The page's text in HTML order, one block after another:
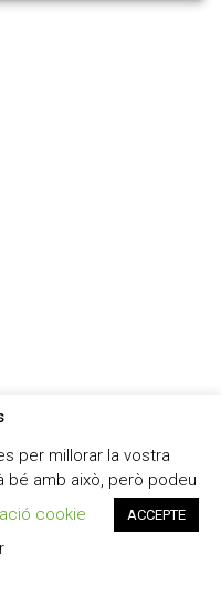
per millorar la vostra
bé amb això, però podeu
cookie ACCEPTE